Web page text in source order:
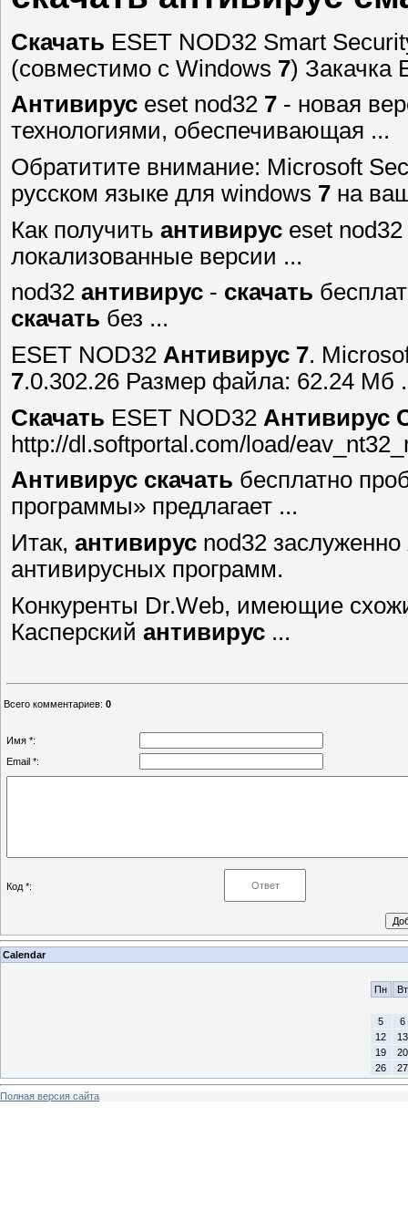
Скачать ESET NOD32 Smart
(совместимо с Windows 7) Закачка
Антивирус eset nod32 7 - новая
технологиями, обеспечивающая ...
Обратитите внимание: Microsoft
русском языке для windows 7 на
Как получить антивирус eset
локализованные версии ...
nod32 антивирус - скачать
скачать без ...
ESET NOD32 Антивирус 7.
7.0.302.26 Размер файла: 62.24 Мб
Скачать ESET NOD32 Антивирус
http://dl.softportal.com/load/
Антивирус скачать бесплатно
программы» предлагает ...
Итак, антивирус nod32
антивирусных программ.
Конкуренты Dr.Web, имеющие
Касперский антивирус ...
Всего комментариев: 0
Имя *:
Email *:
Код *:
Calendar
Пн Вт
5
6
12
13
19
20
26
27
Полная версия сайта